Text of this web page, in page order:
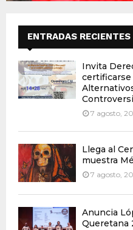
ENTRADAS RECIENTES
Invita
certificarse
7 agosto,
Llega al
muestra
7 agosto,
Anuncia
Queretana